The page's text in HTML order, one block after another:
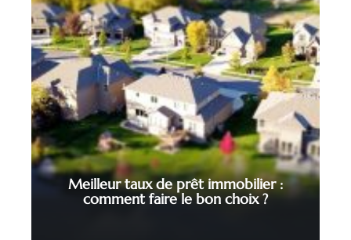
Meilleur taux de prêt immobilier :
comment faire le bon choix ?